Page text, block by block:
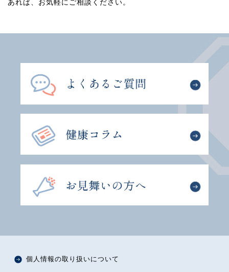
あれば、お気軽にご相談ください。
個人情報の取り扱いについて